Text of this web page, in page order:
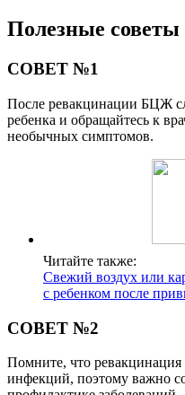
Полезные советы
СОВЕТ №1
После ревакцинации БЦЖ
ребенка и обращайтесь к
необычных симптомов.
Читайте также:
Свежий воздух или
с ребенком после
СОВЕТ №2
Помните, что
инфекций, поэтому важно